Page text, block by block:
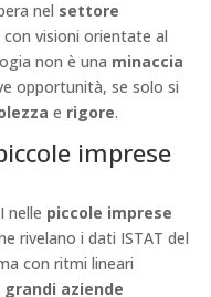
nel settore
visioni orientate al
non è una minaccia
opportunità, se solo si
e rigore.
imprese
nelle piccole imprese
rivelano i dati ISTAT del
con ritmi lineari
grandi aziende